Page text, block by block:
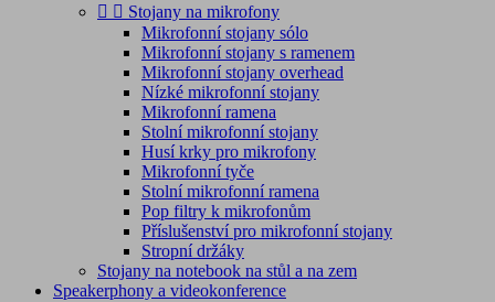
  Stojany na mikrofony
Mikrofonní stojany sólo
Mikrofonní stojany s ramenem
Mikrofonní stojany overhead
Nízké mikrofonní stojany
Mikrofonní ramena
Stolní mikrofonní stojany
Husí krky pro mikrofony
Mikrofonní tyče
Stolní mikrofonní ramena
Pop filtry k mikrofonům
Příslušenství pro mikrofonní stojany
Stropní držáky
Stojany na notebook na stůl a na zem
Speakerphony a videokonference